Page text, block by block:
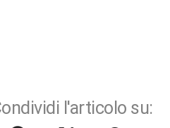
l'articolo su: